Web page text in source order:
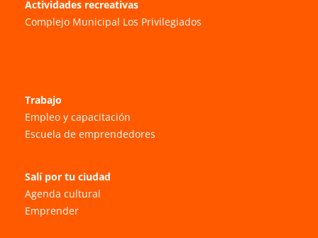
Actividades recreativas
Complejo Municipal Los Privilegiados
Trabajo
Empleo y capacitación
Escuela de emprendedores
Salí por tu ciudad
Agenda cultural
Emprender